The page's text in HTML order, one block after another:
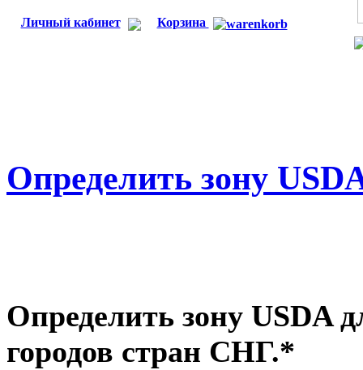
Личный кабинет Корзина
Определить зону
Определить зону USDA
городов стран СНГ.*